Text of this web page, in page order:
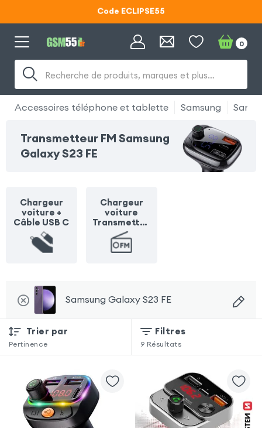
Code ECLIPSE55
Code ECLIPSE55
Recherche de produits, marques et plus…
0
Accessoires téléphone et tablette Samsung
Transmetteur FM Samsung
Galaxy S23 FE
Chargeur
voiture +
Câble USB C
Chargeur
voiture
Transmetteu
r FM
Samsung Galaxy S23 FE
Trier par
Pertinence
Filtres
9 Résultats